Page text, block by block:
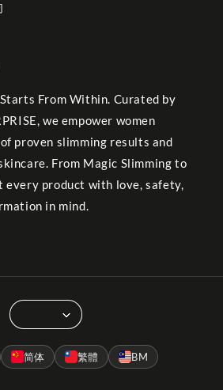
Starts From Within. Curated by
we empower women
proven slimming results and
From Magic Slimming to
every product with love, safety,
in mind.
简体 繁體 BM